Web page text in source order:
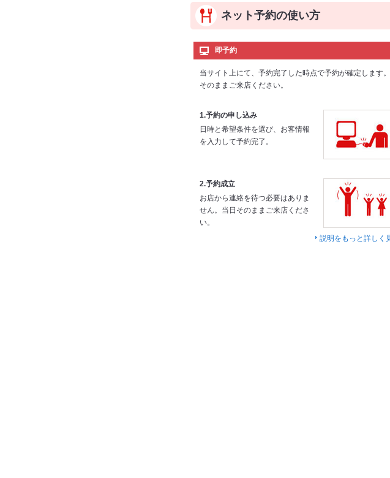
ネット予約の使い方
即予約
当サイト上にて、予約完了した時点で予約が確定します。
そのままご来店ください。
1.予約の申し込み
日時と希望条件を選び、お客情報
を入力して予約完了。
2.予約成立
お店から連絡を待つ必要はありま
せん。当日そのままご来店くださ
い。
説明をもっと詳しく